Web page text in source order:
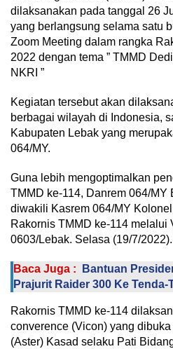
dilaksanakan pada tanggal 26
yang berlangsung selama satu
Zoom Meeting dalam rangka
2022 dengan tema ” TMMD
NKRI ”
Kegiatan tersebut akan
berbagai wilayah di Indonesia,
Kabupaten Lebak yang
064/MY.
Guna lebih mengoptimalkan
TMMD ke-114, Danrem 064/MY
diwakili Kasrem 064/MY
Rakornis TMMD ke-114 melalui
0603/Lebak. Selasa (19/7/2022).
Baca Juga :
Bantuan
Prajurit Raider 300 Ke
Rakornis TMMD ke-114
converence (Vicon) yang dibuka
(Aster) Kasad selaku Pati